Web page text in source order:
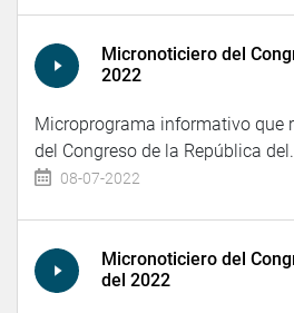
Micronoticiero del
2022
Microprograma informativo que
del Congreso de la República
08-07-2022
Micronoticiero del
del 2022